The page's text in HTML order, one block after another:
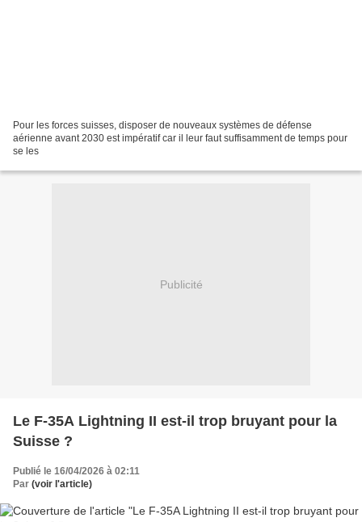
Pour les forces suisses, disposer de nouveaux systèmes de défense
aérienne avant 2030 est impératif car il leur faut suffisamment de temps pour
se les
Publicité
Le F-35A Lightning II est-il trop bruyant pour la
Suisse ?
Publié le 16/04/2026 à 02:11
Par (voir l'article)